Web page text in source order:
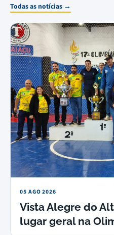
Todas as notícias →
05 AGO 2026
Vista Alegre do
lugar geral na